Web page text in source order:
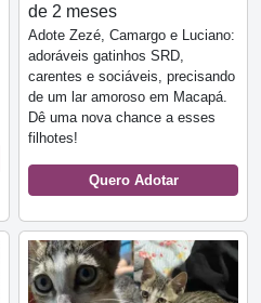
de 2 meses
Adote Zezé, Camargo e Luciano:
adoráveis gatinhos SRD,
carentes e sociáveis, precisando
de um lar amoroso em Macapá.
Dê uma nova chance a esses
filhotes!
Quero Adotar